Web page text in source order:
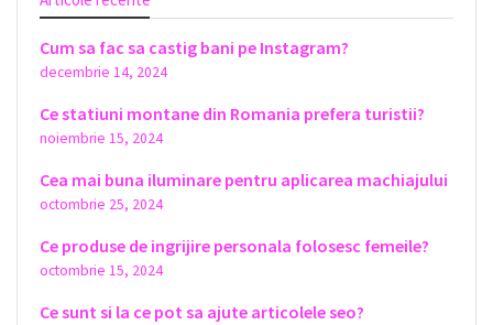
Cum sa fac sa castig bani pe Instagram?
decembrie 14, 2024
Ce statiuni montane din Romania prefera turistii?
noiembrie 15, 2024
Cea mai buna iluminare pentru aplicarea machiajului
octombrie 25, 2024
Ce produse de ingrijire personala folosesc femeile?
octombrie 15, 2024
Ce sunt si la ce pot sa ajute articolele seo?